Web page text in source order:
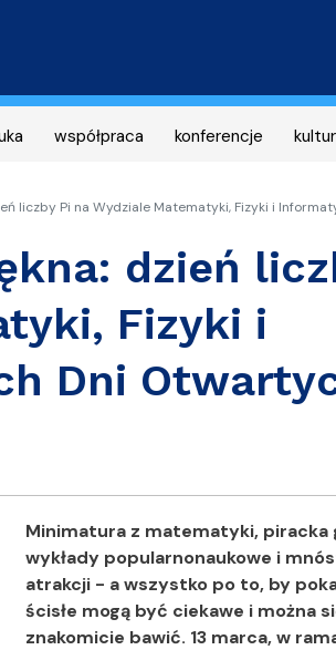
współpraca konferencje
liczby Pi na Wydziale Matematyki, Fizyki i
dzień
Fizyki i
Dni
Minimatura z matematyki, piracka
wykłady popularnonaukowe i
atrakcji - a wszystko po to, by
ścisłe mogą być ciekawe i można
znakomicie bawić. 13 marca, w